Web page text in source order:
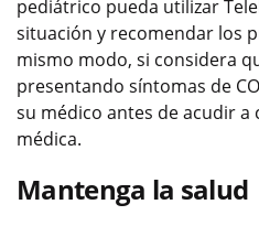
pediátrico pueda utilizar
situación y recomendar los
mismo modo, si considera
presentando síntomas de
su médico antes de acudir
médica.
Mantenga la salud